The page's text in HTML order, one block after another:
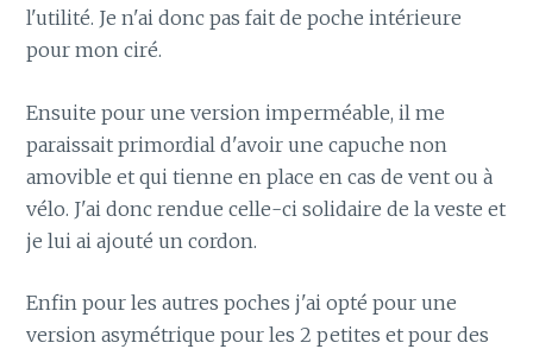
l'utilité. Je n'ai donc pas fait de poche intérieure
pour mon ciré.
Ensuite pour une version imperméable, il me
paraissait primordial d'avoir une capuche non
amovible et qui tienne en place en cas de vent ou à
vélo. J'ai donc rendue celle-ci solidaire de la veste et
je lui ai ajouté un cordon.
Enfin pour les autres poches j'ai opté pour une
version asymétrique pour les 2 petites et pour des